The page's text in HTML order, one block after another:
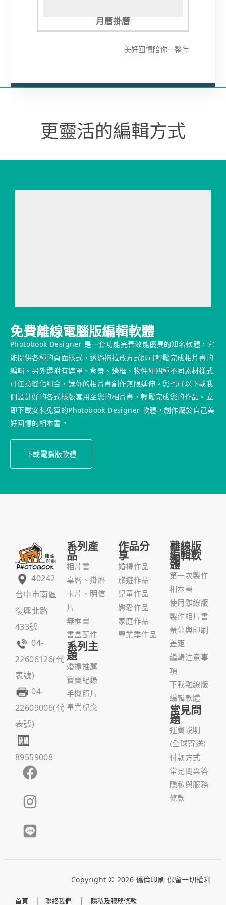
月曆掛曆
美好回憶陪你一整年​
更靈活的編輯方式
免費離線電腦版編輯軟體
Photobook Designer 是一套功能完善效能優異的知名軟體，它
能提供各種的頁面樣式，透過拖拉放方式即可輕鬆完成相片書的
編輯。另外還附有遮罩、背景、邊框、物件庫四種不同素材樣式
可任意變化組合，讓你的相片書創作無限延伸。您也可以下載我
們設計好的各式樣版套用至您的相片書，輕鬆完成您的作品。立
即下載安裝免費的Photobook Designer 軟體，創作屬於自己美
好回憶的相本書。
下載電腦版軟體
40242
台中市南區
復興北路
433號
04-
22606126(代
表號)
04-
22609006(代
表號)
89559008
系列產
品
相片書
桌曆、掛曆
卡片、明信
片
無框畫
書盒配件
系列主
題
婚禮推薦
寶寶紀錄
手機照片
畢業紀念
作品分
享
婚禮作品
旅遊作品
兒童作品
戀愛作品
家庭作品
畢業季作品
離線版
編輯軟
體
第一次製作
相本書
使用離線版
製作相片書
螢幕與印刷
差距
編輯注意事
項
下載離線版
編輯軟體
常見問
題
運費說明
(全球寄送)
付款方式
常見問與答
隱私與服務
條款
Copyright © 2026 僑倫印刷 保留一切權利
首頁 聯絡我們 隱私及服務條款